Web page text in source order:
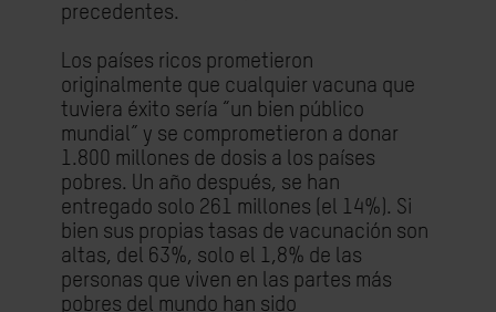
precedentes.
Los países ricos prometieron
originalmente que cualquier vacuna que
tuviera éxito sería “un bien público
mundial” y se comprometieron a donar
1.800 millones de dosis a los países
pobres. Un año después, se han
entregado solo 261 millones (el 14%). Si
bien sus propias tasas de vacunación son
altas, del 63%, solo el 1,8% de las
personas que viven en las partes más
pobres del mundo han sido